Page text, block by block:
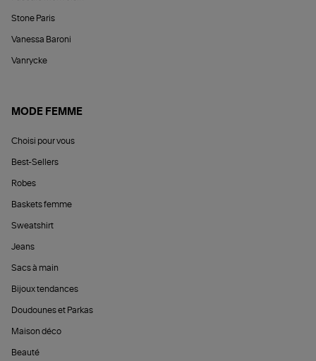
Stone Paris
Vanessa Baroni
Vanrycke
MODE FEMME
Choisi pour vous
Best-Sellers
Robes
Baskets femme
Sweatshirt
Jeans
Sacs à main
Bijoux tendances
Doudounes et Parkas
Maison déco
Beauté